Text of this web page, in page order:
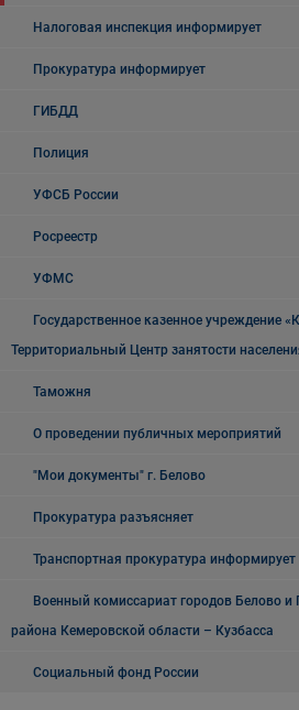
Налоговая инспекция информирует
Прокуратура информирует
ГИБДД
Полиция
УФСБ России
Росреестр
УФМС
Государственное казенное учреждение
Территориальный Центр занятости
Таможня
О проведении публичных мероприятий
"Мои документы" г. Белово
Прокуратура разъясняет
Транспортная прокуратура информирует
Военный комиссариат городов Белово и
района Кемеровской области – Кузбасса
Социальный фонд России